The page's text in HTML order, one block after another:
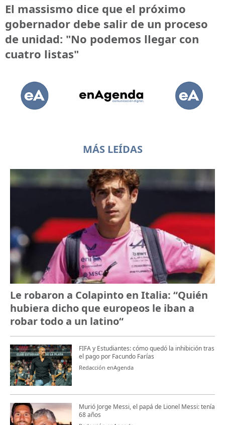
El massismo dice que el próximo
gobernador debe salir de un proceso
de unidad: "No podemos llegar con
cuatro listas"
MÁS LEÍDAS
Le robaron a Colapinto en Italia: “Quién
hubiera dicho que europeos le iban a
robar todo a un latino“
FIFA y Estudiantes: cómo quedó la inhibición tras
el pago por Facundo Farías
Redacción enAgenda
Murió Jorge Messi, el papá de Lionel Messi: tenía
68 años